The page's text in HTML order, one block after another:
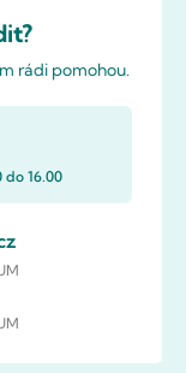
rádi pomohou.
do 16.00